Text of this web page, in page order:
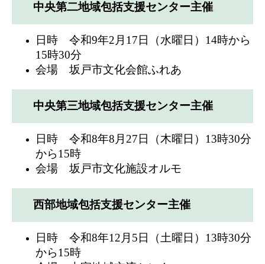
中央第二地域包括支援センター主催
日時 令和9年2月17日（水曜日）14時から
15時30分
会場 坂戸市文化会館ふれあ
中央第三地域包括支援センター主催
日時 令和8年8月27日（木曜日）13時30分
から15時
会場 坂戸市文化施設オルモ
西部地域包括支援センター主催
日時 令和8年12月5日（土曜日）13時30分
から15時